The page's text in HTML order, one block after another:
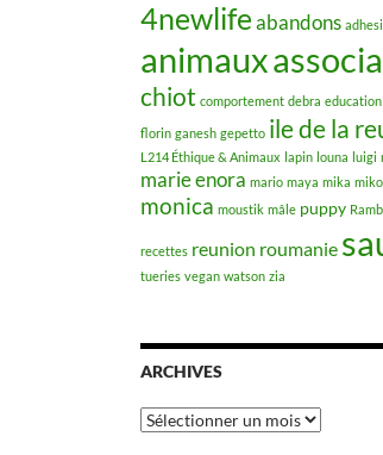
4newlifeabandons
animaux
chiot comportement debra education
florin ganesh gepetto ile de la
L214 Éthique & Animaux lapin louna luigi
marie enora mario maya mika miko
monica moustik mâle puppy
recettes reunion roumanie
tueries vegan watson zia
ARCHIVES
Archives